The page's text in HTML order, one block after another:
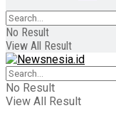
No Result
View All Result
No Result
View All Result